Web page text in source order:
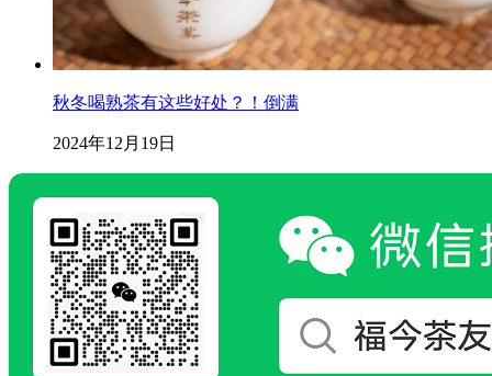
秋冬喝熟茶有这些好处？！倒满
2024年12月19日